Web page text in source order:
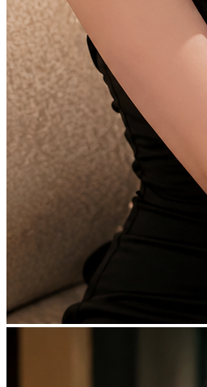
TOTO313 ✈️
Digital Terpercaya
Performa
Prediksi Akurat
Macau 4D &
Online Resmi
Gabung di TOTO313 untuk
Macau 4D akurat setiap hari. Bandar
angka lengkap dan akses mudah.
168.444votes